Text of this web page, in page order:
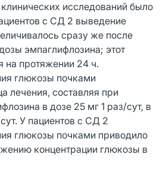
исследований было
с СД 2 выведение
сразу же после
эмпаглифлозина; этот
на протяжении 24 ч.
глюкозы почками
лечения, составляя при
в дозе 25 мг 1 раз/сут, в
У пациентов с CД 2
глюкозы почками приводило
концентрации глюкозы в